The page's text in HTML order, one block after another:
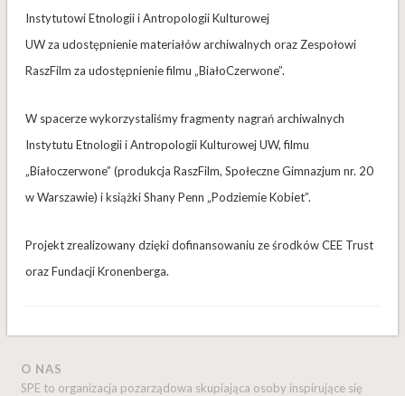
Instytutowi Etnologii i Antropologii Kulturowej
UW za udostępnienie materiałów archiwalnych oraz Zespołowi
RaszFilm za udostępnienie filmu „BiałoCzerwone”.
W spacerze wykorzystaliśmy fragmenty nagrań archiwalnych
Instytutu Etnologii i Antropologii Kulturowej UW, filmu
„Białoczerwone” (produkcja RaszFilm, Społeczne Gimnazjum nr. 20
w Warszawie) i książki Shany Penn „Podziemie Kobiet”.
Projekt zrealizowany dzięki dofinansowaniu ze środków CEE Trust
oraz Fundacji Kronenberga.
O NAS
SPE to organizacja pozarządowa skupiająca osoby inspirujące się